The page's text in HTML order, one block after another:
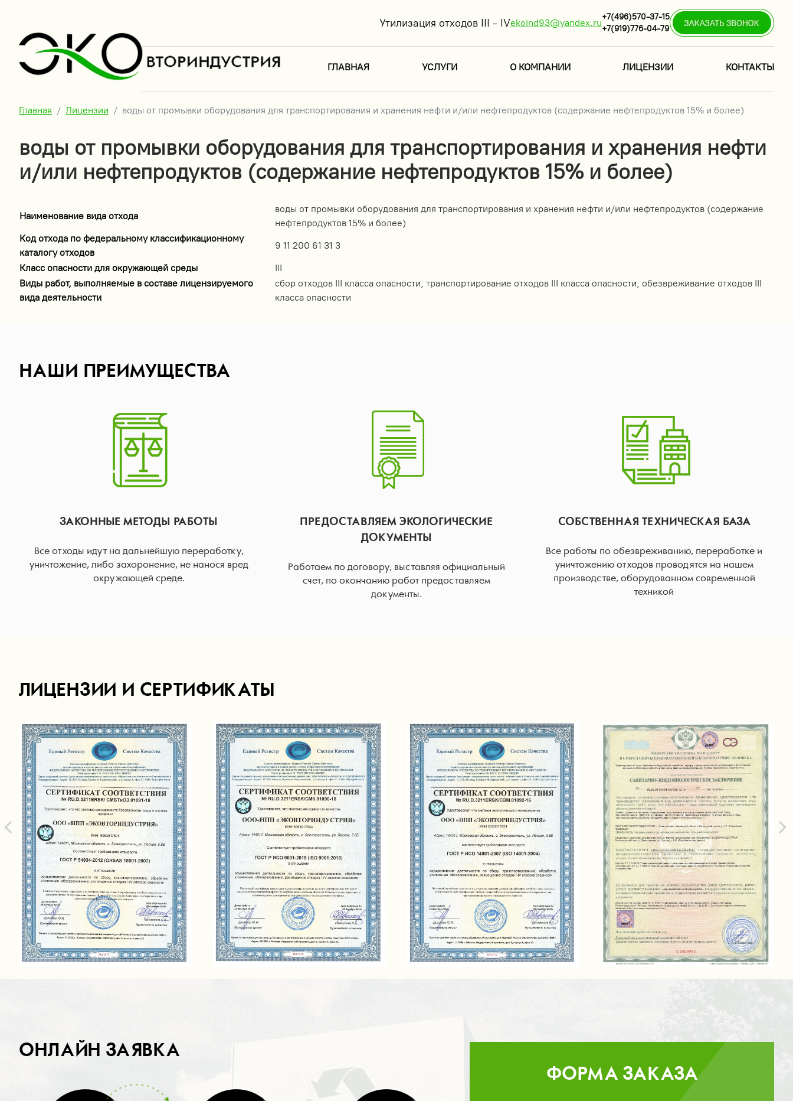
Утилизация отходов III - IVekoind93@yandex.ru
+7(496)570-37-15
+7(919)776-04-79
ГЛАВНАЯ УСЛУГИ О КОМПАНИИ ЛИЦЕНЗИИ КОНТАКТЫ
Главная Лицензии воды от промывки оборудования для транспортирования и хранения нефти и/или нефтепродуктов (содержание нефтепродуктов 15% и более)
воды от промывки оборудования для транспортирования и хранения нефти
и/или нефтепродуктов (содержание нефтепродуктов 15% и более)
Наименование вида отхода
воды от промывки оборудования для транспортирования и хранения нефти и/или нефтепродуктов (содержание
нефтепродуктов 15% и более)
Код отхода по федеральному классификационному
каталогу отходов
9 11 200 61 31 3
Класс опасности для окружающей среды
III
Виды работ, выполняемые в составе лицензируемого
вида деятельности
сбор отходов III класса опасности, транспортирование отходов III класса опасности, обезвреживание отходов III
класса опасности
НАШИ ПРЕИМУЩЕСТВА
ЗАКОННЫЕ МЕТОДЫ РАБОТЫ
Все отходы идут на дальнейшую переработку,
уничтожение, либо захоронение, не нанося вред
окружающей среде.
ПРЕДОСТАВЛЯЕМ ЭКОЛОГИЧЕСКИЕ
ДОКУМЕНТЫ
Работаем по договору, выставляя официальный
счет, по окончанию работ предоставляем
документы.
СОБСТВЕННАЯ ТЕХНИЧЕСКАЯ БАЗА
Все работы по обезвреживанию, переработке и
уничтожению отходов проводятся на нашем
производстве, оборудованном современной
техникой
ЛИЦЕНЗИИ И СЕРТИФИКАТЫ
ОНЛАЙН ЗАЯВКА
ФОРМА ЗАКАЗА